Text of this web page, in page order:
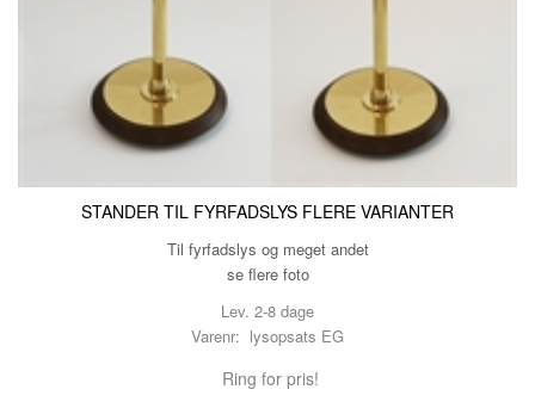
STANDER TIL FYRFADSLYS FLERE VARIANTER
Til fyrfadslys og meget andet
se flere foto
Lev. 2-8 dage
Varenr: lysopsats EG
Ring for pris!